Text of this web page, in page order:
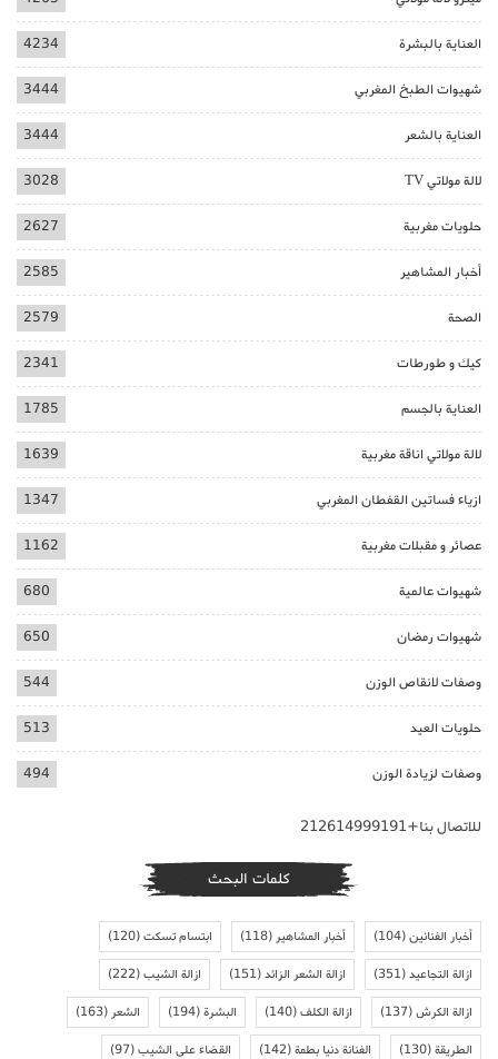
العناية بالبشرة 4234
شهيوات الطبخ المغربي 3444
العناية بالشعر 3444
لالة مولاتي TV 3028
حلويات مغربية 2627
أخبار المشاهير 2585
الصحة 2579
كيك و طورطات 2341
العناية بالجسم 1785
لالة مولاتي اناقة مغربية 1639
ازياء فساتين القفطان المغربي 1347
عصائر و مقبلات مغربية 1162
شهيوات عالمية 680
شهيوات رمضان 650
وصفات لانقاص الوزن 544
حلويات العيد 513
وصفات لزيادة الوزن 494
للاتصال بنا+212614999191
كلمات البحث
أخبار الفنانين(104) أخبار المشاهير(118) ابتسام تسكت(120)
ازالة التجاعيد(351) ازالة الشعر الزائد(151) ازالة الشيب(222)
ازالة الكرش(137) ازالة الكلف(140) البشرة(194) الشعر(163)
الطريقة(130) الفنانة دنيا بطمة(142) القضاء على الشيب(97)